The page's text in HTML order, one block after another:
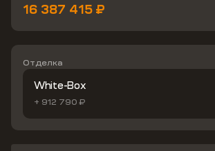
16 387 415 ₽
Отделка
White-Box
+ 912 790 ₽